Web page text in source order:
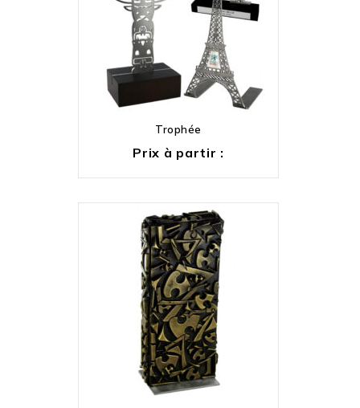
Trophée
Prix à partir :